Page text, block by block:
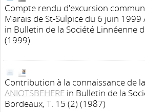
Compte rendu d'excursion
Marais de St-Sulpice du 6 juin 1999
in Bulletin de la Société Linnéenne
(1999)
Contribution à la connaissance de
ANIOTSBEHERE in Bulletin de la
Bordeaux, T. 15 (2) (1987)